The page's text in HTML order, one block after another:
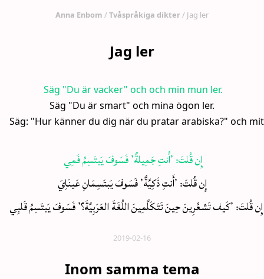
Anna Enbom /Tvåspråkiga dikter/ Jag ler
Jag ler
Säg "Du är vacker" och och min mun ler.
Säg "Du är smart" och mina ögon ler.
Säg: "Hur känner du dig när du pratar arabiska?" och
إِن قُلتَ: ’أَنتِ ذَكِيَّةٌ’ فَسَوفَ يَبتَسِمَانِ عَينَاِيَ
2019-02-16
Inom samma tema